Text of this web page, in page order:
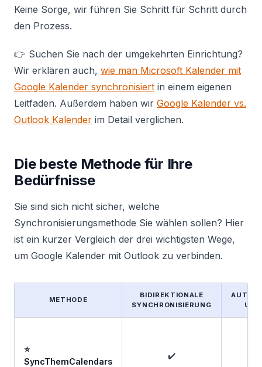
Keine Sorge, wir führen Sie Schritt für Schritt durch
den Prozess.
👉 Suchen Sie nach der umgekehrten Einrichtung?
Wir erklären auch, wie man Microsoft Kalender mit
Google Kalender synchronisiert in einem eigenen
Leitfaden. Außerdem haben wir Google Kalender vs.
Outlook Kalender im Detail verglichen.
Die beste Methode für Ihre
Bedürfnisse
Sie sind sich nicht sicher, welche
Synchronisierungsmethode Sie wählen sollen? Hier
ist ein kurzer Vergleich der drei wichtigsten Wege,
um Google Kalender mit Outlook zu verbinden.
METHODE
BIDIREKTIONALE
SYNCHRONISIERUNG
⭐
SyncThemCalendars
✔️